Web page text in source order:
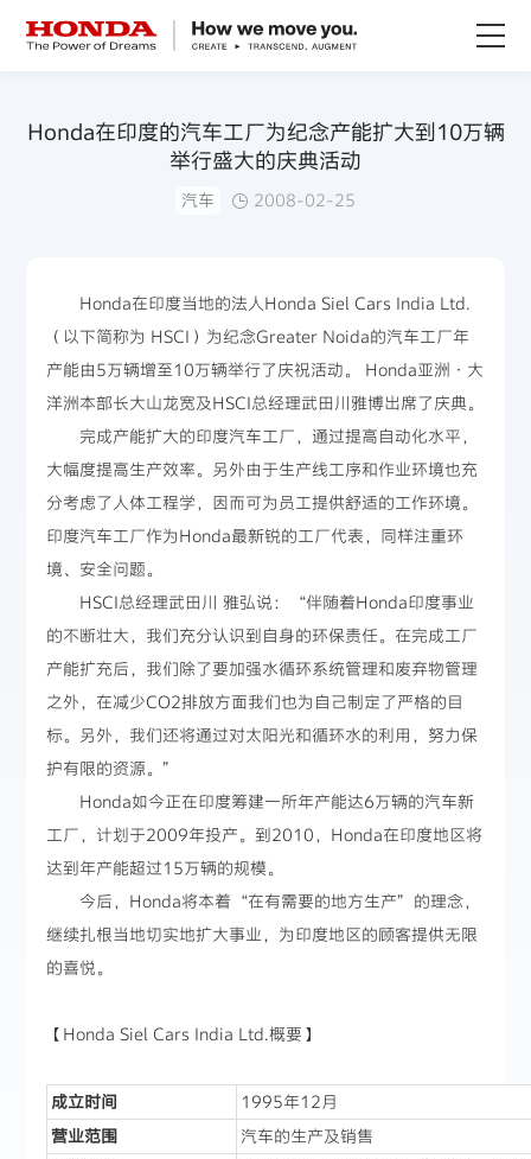
赛事运动
新闻资讯
Honda在印度的汽车工厂为纪念产能扩大到10万辆
举行盛大的庆典活动
汽车 2008-02-25
Honda在印度当地的法人Honda Siel Cars India Ltd.
（以下简称为 HSCI）为纪念Greater Noida的汽车工厂年
产能由5万辆增至10万辆举行了庆祝活动。 Honda亚洲·大
洋洲本部长大山龙宽及HSCI总经理武田川雅博出席了庆典。
完成产能扩大的印度汽车工厂，通过提高自动化水平，
大幅度提高生产效率。另外由于生产线工序和作业环境也充
分考虑了人体工程学，因而可为员工提供舒适的工作环境。
印度汽车工厂作为Honda最新锐的工厂代表，同样注重环
境、安全问题。
HSCI总经理武田川 雅弘说：“伴随着Honda印度事业
的不断壮大，我们充分认识到自身的环保责任。在完成工厂
产能扩充后，我们除了要加强水循环系统管理和废弃物管理
之外，在减少CO2排放方面我们也为自己制定了严格的目
标。另外，我们还将通过对太阳光和循环水的利用，努力保
护有限的资源。”
Honda如今正在印度筹建一所年产能达6万辆的汽车新
工厂，计划于2009年投产。到2010，Honda在印度地区将
达到年产能超过15万辆的规模。
今后，Honda将本着“在有需要的地方生产”的理念，
继续扎根当地切实地扩大事业，为印度地区的顾客提供无限
的喜悦。
【Honda Siel Cars India Ltd.概要】
成立时间
1995年12月
营业范围
汽车的生产及销售